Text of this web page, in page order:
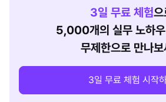
3일 무료 체험
5,000개의 실무 노하
무제한으로 만나
3일 무료 체험 시작하